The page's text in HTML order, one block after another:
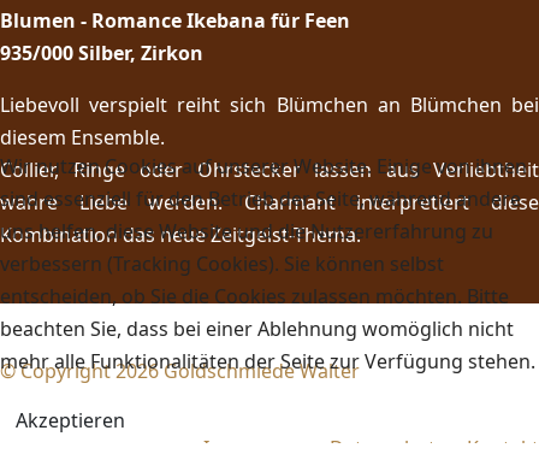
Blumen - Romance Ikebana für Feen
935/000 Silber, Zirkon
Liebevoll verspielt reiht sich Blümchen an Blümchen bei
diesem Ensemble.
Collier, Ringe oder Ohrstecker lassen aus Verliebtheit
wahre Liebe werden. Charmant interpretiert diese
Kombination das neue Zeitgeist-Thema.
© Copyright 2026 Goldschmiede Walter
Impressum Datenschutz Kontakt
Wir nutzen Cookies auf unserer Website. Einige von ihnen
sind essenziell für den Betrieb der Seite, während andere
uns helfen, diese Website und die Nutzererfahrung zu
verbessern (Tracking Cookies). Sie können selbst
entscheiden, ob Sie die Cookies zulassen möchten. Bitte
beachten Sie, dass bei einer Ablehnung womöglich nicht
mehr alle Funktionalitäten der Seite zur Verfügung stehen.
Akzeptieren